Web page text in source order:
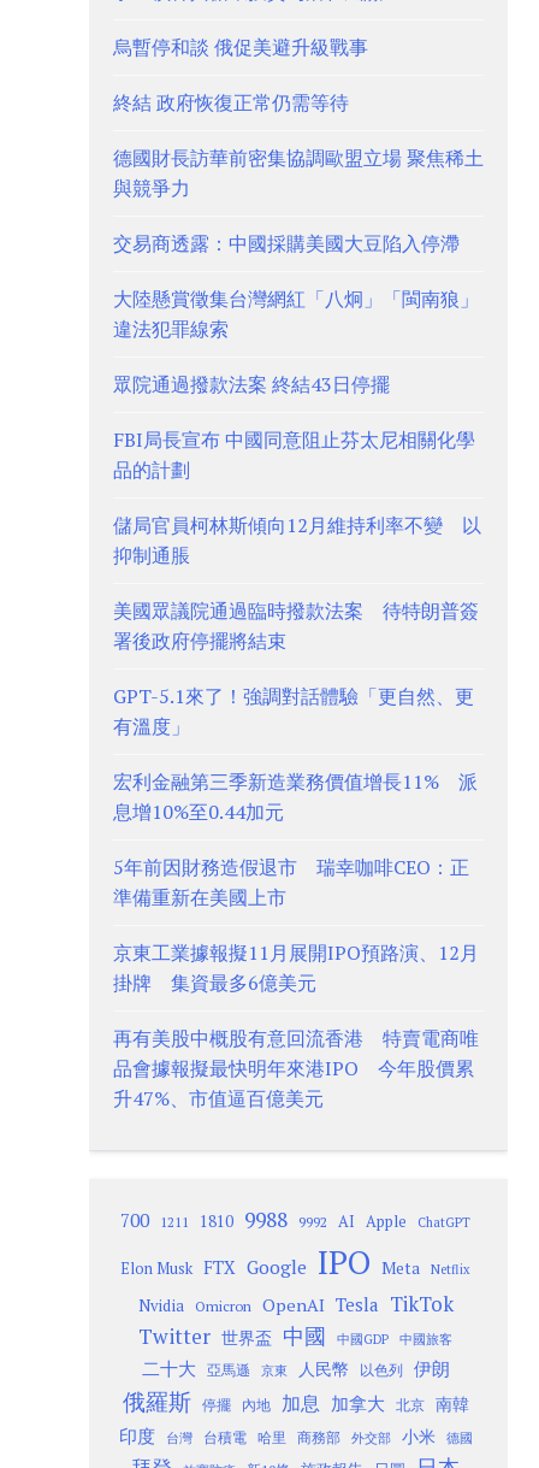
烏暫停和談 俄促美避升級戰事
終結 政府恢復正常仍需等待
德國財長訪華前密集協調歐盟立場 聚焦稀土
與競爭力
交易商透露：中國採購美國大豆陷入停滯
大陸懸賞徵集台灣網紅「八炯」「閩南狼」
違法犯罪線索
眾院通過撥款法案 終結43日停擺
FBI局長宣布 中國同意阻止芬太尼相關化學
品的計劃
儲局官員柯林斯傾向12月維持利率不變 以
抑制通脹
美國眾議院通過臨時撥款法案 待特朗普簽
署後政府停擺將結束
GPT-5.1來了！強調對話體驗「更自然、更
有溫度」
宏利金融第三季新造業務價值增長11% 派
息增10%至0.44加元
5年前因財務造假退市 瑞幸咖啡CEO：正
準備重新在美國上市
京東工業據報擬11月展開IPO預路演、12月
掛牌 集資最多6億美元
再有美股中概股有意回流香港 特賣電商唯
品會據報擬最快明年來港IPO 今年股價累
升47%、市值逼百億美元
700 1211 1810 9988 9992 AI Apple ChatGPT
Elon Musk FTX Google IPO Meta Netflix
Nvidia Omicron OpenAI Tesla TikTok
Twitter 世界盃 中國 中國GDP 中國旅客
二十大 亞馬遜 京東 人民幣 以色列 伊朗
俄羅斯 停擺 內地 加息 加拿大 北京
南韓
印度
台灣 台積電 哈里 商務部 外交部 小米 德國